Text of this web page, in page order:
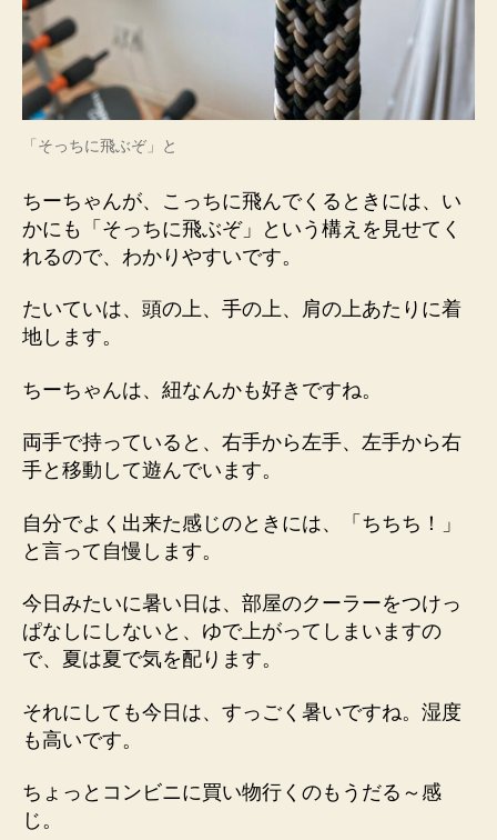
「そっちに飛ぶぞ」と
ちーちゃんが、こっちに飛んでくるときには、い
かにも「そっちに飛ぶぞ」という構えを見せてく
れるので、わかりやすいです。
たいていは、頭の上、手の上、肩の上あたりに着
地します。
ちーちゃんは、紐なんかも好きですね。
両手で持っていると、右手から左手、左手から右
手と移動して遊んでいます。
自分でよく出来た感じのときには、「ちちち！」
と言って自慢します。
今日みたいに暑い日は、部屋のクーラーをつけっ
ぱなしにしないと、ゆで上がってしまいますの
で、夏は夏で気を配ります。
それにしても今日は、すっごく暑いですね。湿度
も高いです。
ちょっとコンビニに買い物行くのもうだる～感
じ。